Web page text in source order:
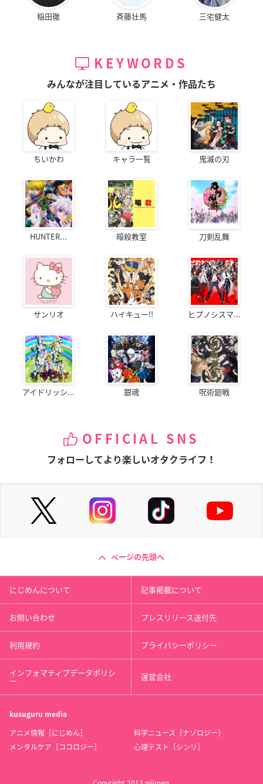
稲田徹 斉藤壮馬 三宅健太
KEYWORDS
みんなが注目しているアニメ・作品たち
ちいかわ キャラ一覧 鬼滅の刃
HUNTER... 暗殺教室 刀剣乱舞
サンリオ ハイキュー!! ヒプノシスマ...
アイドリッシ... 銀魂 呪術廻戦
OFFICIAL SNS
フォローしてより楽しいオタクライフ！
ページの先頭へ
にじめんについて 記事掲載について
お問い合わせ プレスリリース送付先
利用規約 プライバシーポリシー
インフォマティブデータポリシ
ー 運営会社
kusuguru media
アニメ情報［にじめん］
科学ニュース［ナゾロジー］
メンタルケア［ココロジー］
心理テスト［シンリ］